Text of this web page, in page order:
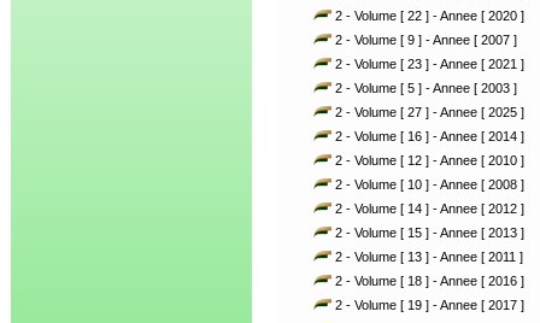
2 - Volume [ 22 ] - Annee [ 2020 ]
2 - Volume [ 9 ] - Annee [ 2007 ]
2 - Volume [ 23 ] - Annee [ 2021 ]
2 - Volume [ 5 ] - Annee [ 2003 ]
2 - Volume [ 27 ] - Annee [ 2025 ]
2 - Volume [ 16 ] - Annee [ 2014 ]
2 - Volume [ 12 ] - Annee [ 2010 ]
2 - Volume [ 10 ] - Annee [ 2008 ]
2 - Volume [ 14 ] - Annee [ 2012 ]
2 - Volume [ 15 ] - Annee [ 2013 ]
2 - Volume [ 13 ] - Annee [ 2011 ]
2 - Volume [ 18 ] - Annee [ 2016 ]
2 - Volume [ 19 ] - Annee [ 2017 ]